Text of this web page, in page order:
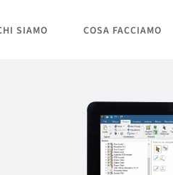
SIAMO COSA FACCIAMO